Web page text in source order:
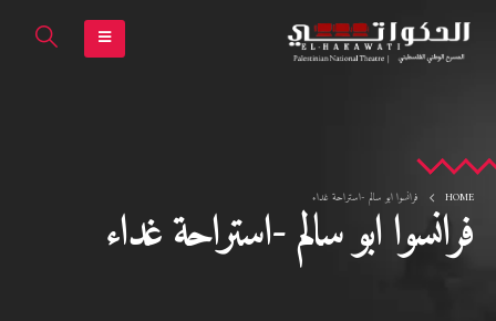
HOME فرانسوا ابو سالم -استراحة غداء
فرانسوا ابو سالم -استراحة غداء